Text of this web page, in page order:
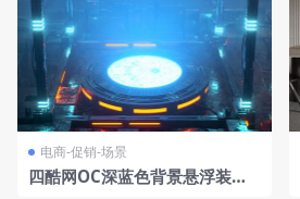
电商-促销-场景
四酷网OC深蓝色背景悬浮装置